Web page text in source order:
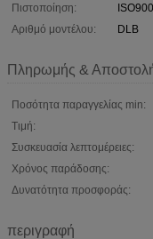
Πιστοποίηση:
Αριθμό μοντέλου:
DLB
Πληρωμής &
Ποσότητα παραγγελίας min:
Τιμή:
Συσκευασία λεπτομέρειες:
Χρόνος παράδοσης:
Δυνατότητα προσφοράς:
περιγραφή